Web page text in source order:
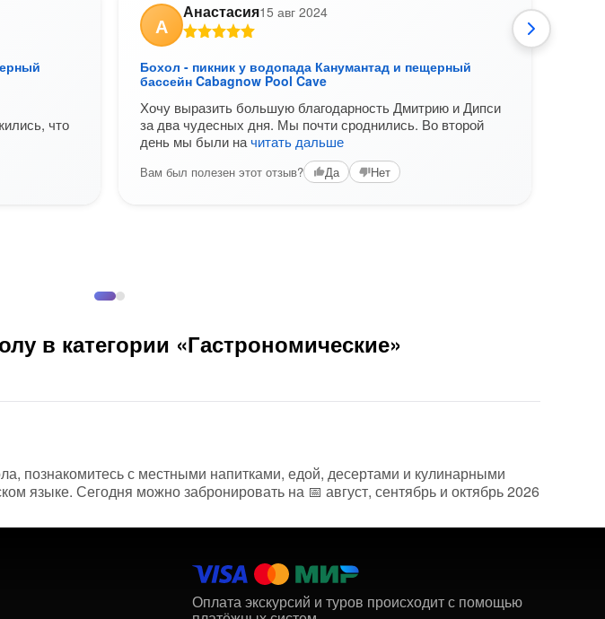
что
А
Анастасия15 авг 2024
Бохол - пикник у водопада Канумантад и пещерный
бассейн Cabagnow Pool Cave
Хочу выразить большую благодарность Дмитрию и Дипси
за два чудесных дня. Мы почти сроднились. Во второй
день мы были начитать дальше
Вам был полезен этот отзыв? Да Нет
в категории «Гастрономические»
познакомитесь с местными напитками, едой, десертами и кулинарными
языке. Сегодня можно забронировать на 📅 август, сентябрь и октябрь 2026
Оплата экскурсий и туров происходит с помощью